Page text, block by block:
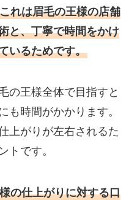
れは眉毛の王様の店舗
と、丁寧で時間をかけ
いるためです。
の王様全体で目指すと
も時間がかかります。
上がりが左右されるた
トです。
の仕上がりに対する口